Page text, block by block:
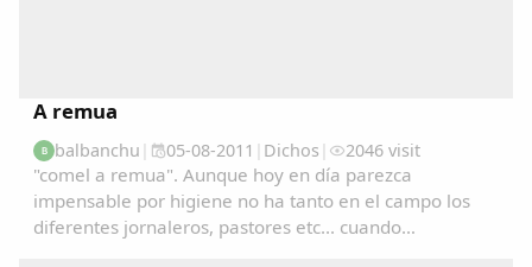
A remua
B balbanchu | 05-08-2011 | Dichos | 2046 visit
"comel a remua". Aunque hoy en día parezca
impensable por higiene no ha tanto en el campo los
diferentes jornaleros, pastores etc... cuando